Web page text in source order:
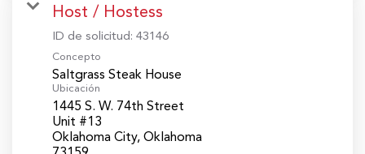
Host / Hostess
ID de solicitud: 43146
Concepto
Saltgrass Steak House
Ubicación
1445 S. W. 74th Street
Unit #13
Oklahoma City, Oklahoma